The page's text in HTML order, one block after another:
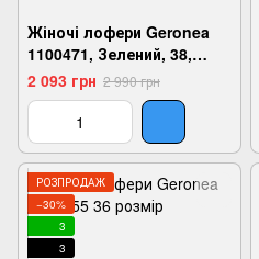
Жіночі лофери Geronea
1100471, Зелений, 38,
2999860695540
2 093 грн 2 990 грн
РОЗПРОДАЖ
−30%
3
3